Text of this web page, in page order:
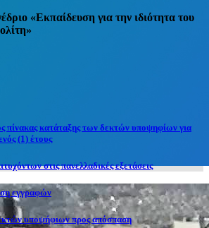
«Εκπαίδευση για την ιδιότητα του
πίνακας κατάταξης των δεκτών υποψηφίων για
(1) έτους
στις πανελλαδικές εξετάσεις
εγγραφών
υποψήφιων προς απόσπαση